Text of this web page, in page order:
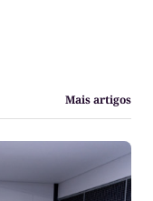
Mais artigos